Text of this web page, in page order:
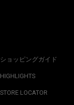
ショッピングガイド
HIGHLIGHTS
STORE LOCATOR